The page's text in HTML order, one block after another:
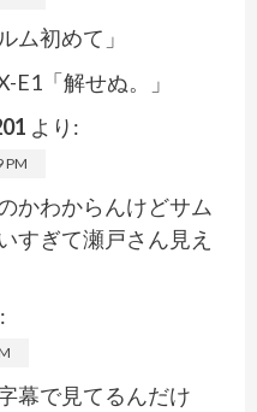
ム初めて」
E1「解せぬ。」
より:
PM
かわからんけどサム
すぎて瀬戸さん見え
幕で見てるんだけ